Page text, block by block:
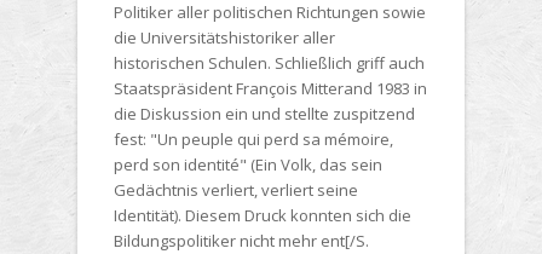
Politiker aller politischen Richtungen sowie
die Universitätshistoriker aller
historischen Schulen. Schließlich griff auch
Staatspräsident François Mitterand 1983 in
die Diskussion ein und stellte zuspitzend
fest: "Un peuple qui perd sa mémoire,
perd son identité" (Ein Volk, das sein
Gedächtnis verliert, verliert seine
Identität). Diesem Druck konnten sich die
Bildungspolitiker nicht mehr ent[/S.